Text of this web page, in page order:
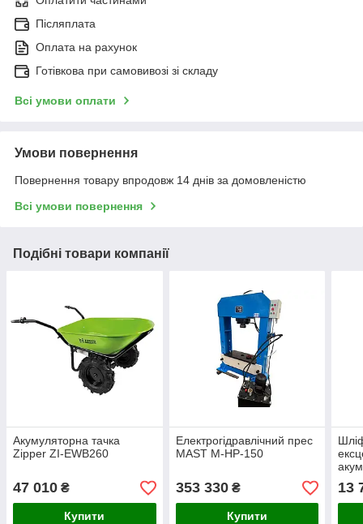
Післяплата
Оплата на рахунок
Готівкова при самовивозі зі складу
Всі умови оплати
Умови повернення
Повернення товару впродовж 14 днів за домовленістю
Всі умови повернення
Подібні товари компанії
Акумуляторна тачка
Zipper ZI-EWB260
47 010 ₴
Купити
Електрогідравлічний прес
MAST M-HP-150
353 330₴
Купити
13